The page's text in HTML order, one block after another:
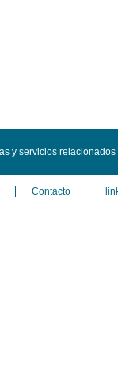
y servicios
Contacto